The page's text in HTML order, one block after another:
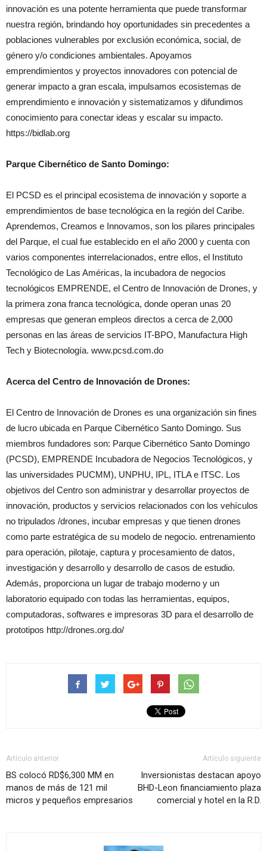
innovación es una potente herramienta que puede transformar
nuestra región, brindando hoy oportunidades sin precedentes a
poblaciones vulnerables por exclusión económica, social, de
género y/o condiciones ambientales. Apoyamos
emprendimientos y proyectos innovadores con potencial de
generar impacto a gran escala, impulsamos ecosistemas de
emprendimiento e innovación y sistematizamos y difundimos
conocimiento para conectar ideas y escalar su impacto.
https://bidlab.org
Parque Cibernético de Santo Domingo:
El PCSD es el principal ecosistema de innovación y soporte a
emprendimientos de base tecnológica en la región del Caribe.
Aprendemos, Creamos e Innovamos, son los pilares principales
del Parque, el cual fue establecido en el año 2000 y cuenta con
varios componentes interrelacionados, entre ellos, el Instituto
Tecnológico de Las Américas, la incubadora de negocios
tecnológicos EMPRENDE, el Centro de Innovación de Drones, y
la primera zona franca tecnológica, donde operan unas 20
empresas que generan empleos directos a cerca de 2,000
personas en las áreas de servicios IT-BPO, Manufactura High
Tech y Biotecnología. www.pcsd.com.do
Acerca del Centro de Innovación de Drones:
El Centro de Innovación de Drones es una organización sin fines
de lucro ubicada en Parque Cibernético Santo Domingo. Sus
miembros fundadores son: Parque Cibernético Santo Domingo
(PCSD), EMPRENDE Incubadora de Negocios Tecnológicos, y
las universidades PUCMM), UNPHU, IPL, ITLA e ITSC. Los
objetivos del Centro son administrar y desarrollar proyectos de
innovación, productos y servicios relacionados con los vehículos
no tripulados /drones, incubar empresas y que tienen drones
como parte estratégica de su modelo de negocio. entrenamiento
para operación, pilotaje, captura y procesamiento de datos,
investigación y desarrollo y desarrollo de casos de estudio.
Además, proporciona un lugar de trabajo moderno y un
laboratorio equipado con todas las herramientas, equipos,
computadoras, softwares e impresoras 3D para el desarrollo de
prototipos http://drones.org.do/
Artículo anterior
BS colocó RD$6,300 MM en
manos de más de 121 mil
micros y pequeños empresarios
Artículo siguiente
Inversionistas destacan apoyo
BHD-Leon financiamiento plaza
comercial y hotel en la R.D.